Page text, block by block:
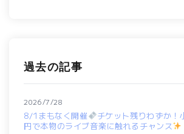
過去の記事
8/1まもなく開催
チケット残りわずか
円で本物のライブ音楽に触れるチャンス
2026/7/28